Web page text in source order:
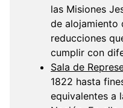
las Misiones
de alojamiento
reducciones
cumplir con
Sala de
1822 hasta
equivalentes a